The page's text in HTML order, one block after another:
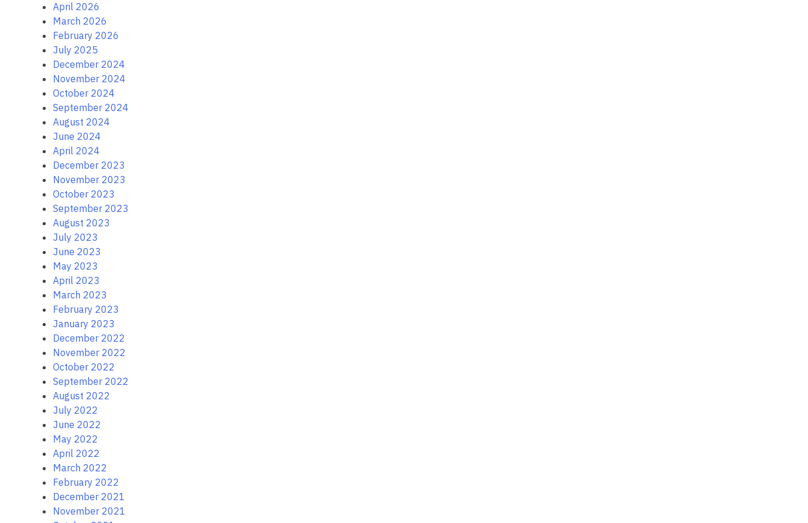
April 2026
March 2026
February 2026
July 2025
December 2024
November 2024
October 2024
September 2024
August 2024
June 2024
April 2024
December 2023
November 2023
October 2023
September 2023
August 2023
July 2023
June 2023
May 2023
April 2023
March 2023
February 2023
January 2023
December 2022
November 2022
October 2022
September 2022
August 2022
July 2022
June 2022
May 2022
April 2022
March 2022
February 2022
December 2021
November 2021